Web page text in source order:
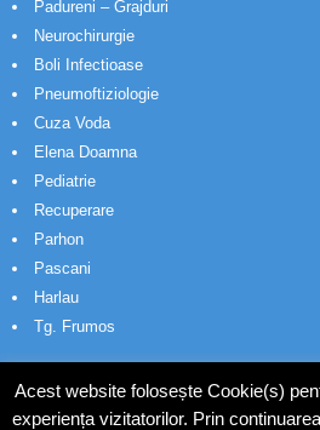
Padureni – Grajduri
Neurochirurgie
Boli Infectioase
Pneumoftiziologie
Cuza Voda
Elena Doamna
Pediatrie
Recuperare
Parhon
Pascani
Harlau
Tg. Frumos
Acest website folosește Cookie(s)
experiența vizitatorilor. Prin